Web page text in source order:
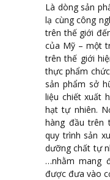
Là dòng sản
lạ cùng công
trên thế giới
của Mỹ – một
trên thế giới
thực phẩm
sản phẩm sở
liệu chiết xuất
hạt tự nhiên.
hàng đầu trên
quy trình sản
dưỡng chất tự
…nhằm mang
được đưa vào